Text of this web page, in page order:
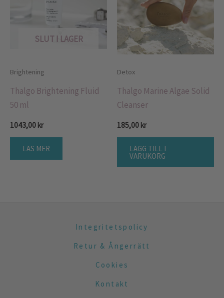
SLUT I LAGER
Brightening
Thalgo Brightening Fluid
50 ml
1043,00 kr
LÄS MER
Detox
Thalgo Marine Algae Solid
Cleanser
185,00 kr
LÄGG TILL I
VARUKORG
Integritetspolicy
Retur & Ångerrätt
Cookies
Kontakt